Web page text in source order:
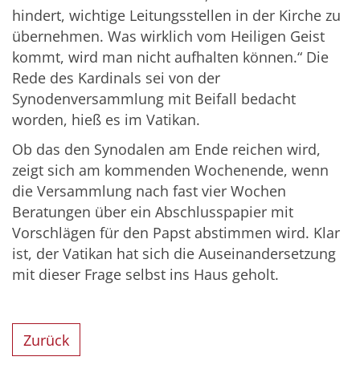
hindert, wichtige Leitungsstellen in der Kirche zu
übernehmen. Was wirklich vom Heiligen Geist
kommt, wird man nicht aufhalten können.“ Die
Rede des Kardinals sei von der
Synodenversammlung mit Beifall bedacht
worden, hieß es im Vatikan.
Ob das den Synodalen am Ende reichen wird,
zeigt sich am kommenden Wochenende, wenn
die Versammlung nach fast vier Wochen
Beratungen über ein Abschlusspapier mit
Vorschlägen für den Papst abstimmen wird. Klar
ist, der Vatikan hat sich die Auseinandersetzung
mit dieser Frage selbst ins Haus geholt.
Zurück